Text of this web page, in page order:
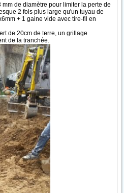
de diamètre pour limiter la perte de
2 fois plus large qu'un tuyau de
+ 1 gaine vide avec tire-fil en
de 20cm de terre, un grillage
de la tranchée.